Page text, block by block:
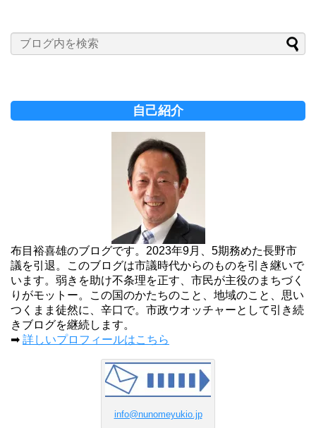
自己紹介
布目裕喜雄のブログです。2023年9月、5期務めた長野市
議を引退。このブログは市議時代からのものを引き継いで
います。弱きを助け不条理を正す、市民が主役のまちづく
りがモットー。この国のかたちのこと、地域のこと、思い
つくまま徒然に、辛口で。市政ウオッチャーとして引き続
きブログを継続します。
➡ 詳しいプロフィールはこちら
info@nunomeyukio.jp